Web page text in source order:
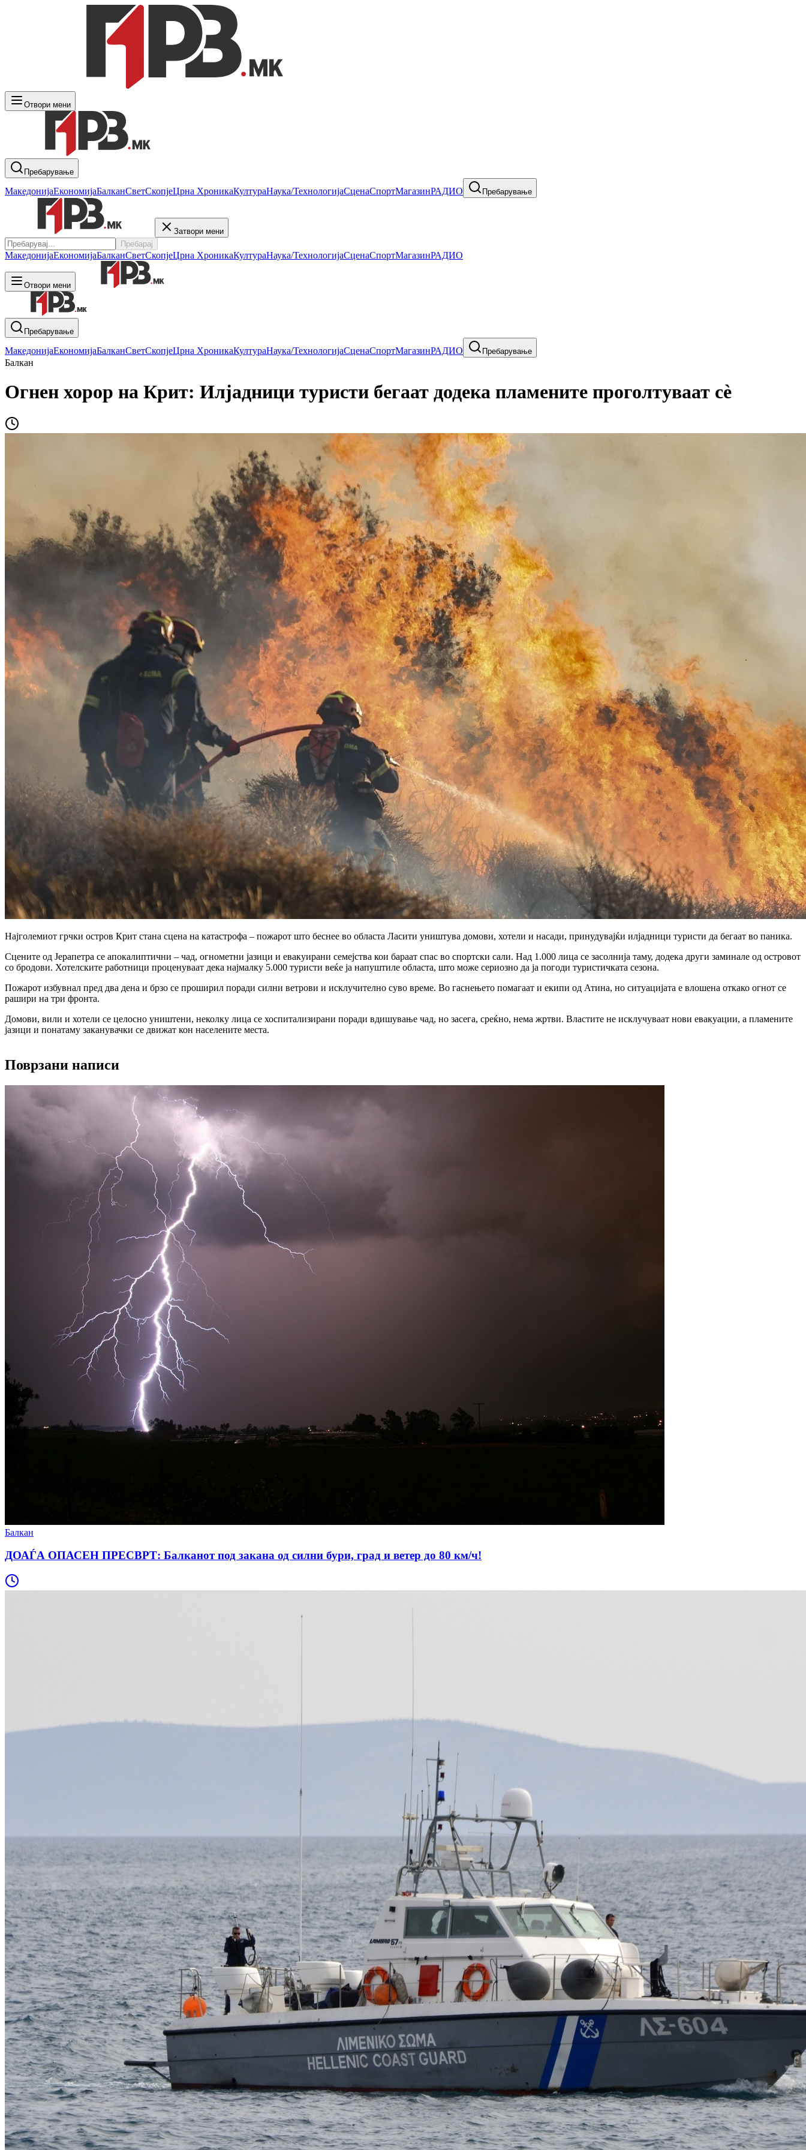
Отвори мени
Пребарување
МакедонијаЕкономијаБалканСветСкопјеЦрна ХроникаКултураНаука/ТехнологијаСценаСпортМагазинРАДИО Пребарување
Затвори мени
Пребарај
МакедонијаЕкономијаБалканСветСкопјеЦрна ХроникаКултураНаука/ТехнологијаСценаСпортМагазинРАДИО
Отвори мени
Пребарување
МакедонијаЕкономијаБалканСветСкопјеЦрна ХроникаКултураНаука/ТехнологијаСценаСпортМагазинРАДИО Пребарување
Балкан
Огнен хорор на Крит: Илјадници туристи бегаат додека пламените проголтуваат сè
Најголемиот грчки остров Крит стана сцена на катастрофа – пожарот што беснее во областа Ласити уништува домови, хотели и насади, принудувајќи илјадници туристи да бегаат во паника.
Сцените од Јерапетра се апокалиптични – чад, огнометни јазици и евакуирани семејства кои бараат спас во спортски сали. Над 1.000 лица се засолнија таму, додека други заминале од островот
со бродови. Хотелските работници проценуваат дека најмалку 5.000 туристи веќе ја напуштиле областа, што може сериозно да ја погоди туристичката сезона.
Пожарот избувнал пред два дена и брзо се проширил поради силни ветрови и исклучително суво време. Во гаснењето помагаат и екипи од Атина, но ситуацијата е влошена откако огнот се
рашири на три фронта.
Домови, вили и хотели се целосно уништени, неколку лица се хоспитализирани поради вдишување чад, но засега, среќно, нема жртви. Властите не исклучуваат нови евакуации, а пламените
јазици и понатаму заканувачки се движат кон населените места.
Поврзани написи
Балкан
ДОАЃА ОПАСЕН ПРЕСВРТ: Балканот под закана од силни бури, град и ветер до 80 км/ч!